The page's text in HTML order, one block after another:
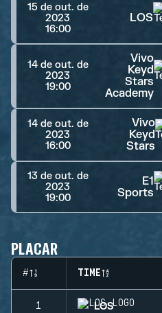
15 de out. de
2023
16:00
LOS
14 de out. de
2023
19:00
Vivo
Keyd
Stars
Academy
14 de out. de
2023
16:00
Vivo
Keyd
Stars
13 de out. de
2023
19:00
E1
Sports
PLACAR
# TIME
1 LOS